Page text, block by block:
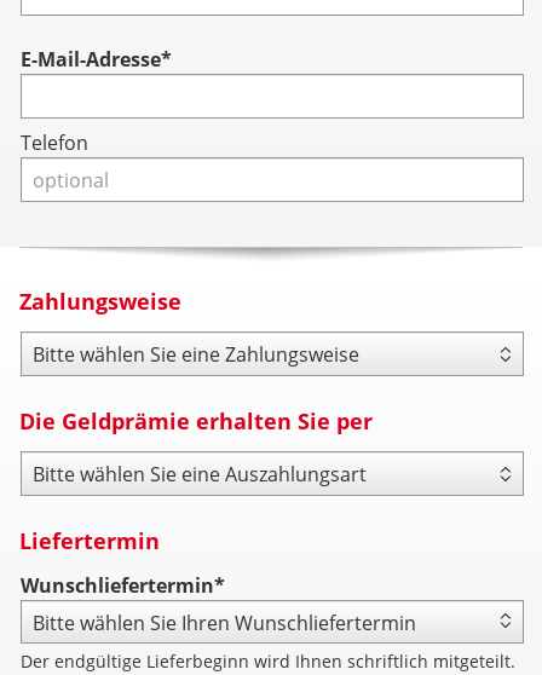
Account
E-Mail-Adresse*
Telefon
Zahlungsweise
Zahlungsweise
Die Geldprämie erhalten Sie per
Payout Type
Liefertermin
Wunschliefertermin*
Der endgültige Lieferbeginn wird Ihnen schriftlich mitgeteilt.